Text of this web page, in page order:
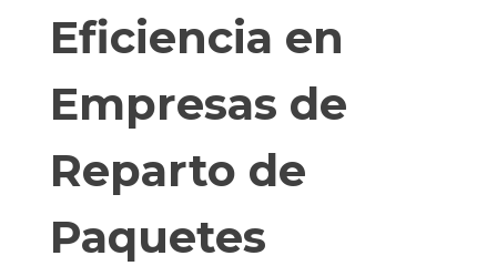
Eficiencia en
Empresas de
Reparto de
Paquetes